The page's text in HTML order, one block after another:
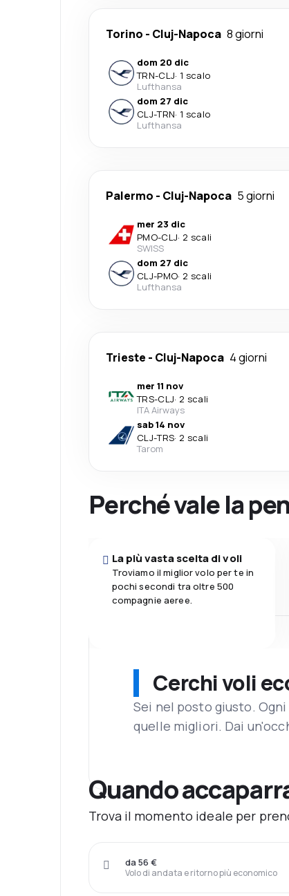
Torino - Cluj-Napoca 8 giorni
dom 20 dic
TRN-CLJ· 1 scalo
Lufthansa
dom 27 dic
CLJ-TRN· 1 scalo
Lufthansa
Palermo - Cluj-Napoca 5 giorni
mer 23 dic
PMO-CLJ· 2 scali
SWISS
dom 27 dic
CLJ-PMO· 2 scali
Lufthansa
Trieste - Cluj-Napoca 4 giorni
mer 11 nov
TRS-CLJ· 2 scali
ITA Airways
sab 14 nov
CLJ-TRS· 2 scali
Tarom
Perché vale la
La più vasta scelta di voli
Troviamo il miglior volo per te in
pochi secondi tra oltre 500
compagnie aeree.
Cerchi voli
Sei nel posto giusto.
quelle migliori. Dai
Quando
Trova il momento ideale per
Volo di andata e ritorno più economico
da 56 €